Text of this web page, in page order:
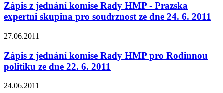
Zápis z jednání komise Rady HMP - Prazska
expertni skupina pro soudrznost ze dne 24. 6. 2011
27.06.2011
Zápis z jednání komise Rady HMP pro Rodinnou
politiku ze dne 22. 6. 2011
24.06.2011